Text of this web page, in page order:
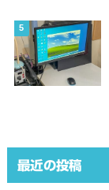
最近の投稿